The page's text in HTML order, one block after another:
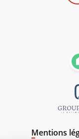
Mentions